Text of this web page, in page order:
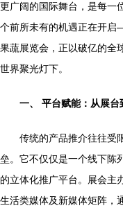
更广阔的国际舞台，是每一
个前所未有的机遇正在开
果蔬展览会，正以破亿的全
世界聚光灯下。
一、 平台赋能：从展台
传统的产品推介往往受
垒。它不仅仅是一个线下陈
的立体化推广平台。展会主
生活类媒体及新媒体矩阵，